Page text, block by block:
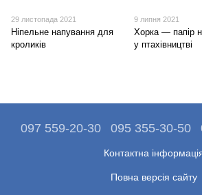
29 листопада 2021
Ніпельне напування для
кроликів
9 липня 2021
Хорка — папір
у птахівництві
097 559-20-30 095 355-30-50
Контактна
Повна версія сайту